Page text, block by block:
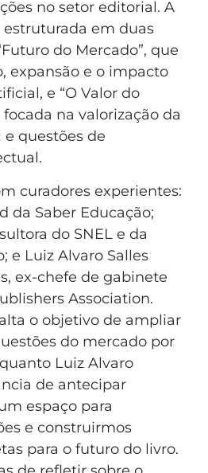
no setor editorial. A
estruturada em duas
do Mercado”, que
expansão e o impacto
e “O Valor do
focada na valorização da
questões de
curadores experientes:
da Saber Educação;
do SNEL e da
e Luiz Alvaro Salles
ex-chefe de gabinete
Association.
o objetivo de ampliar
do mercado por
Luiz Alvaro
de antecipar
espaço para
e construirmos
para o futuro do livro.